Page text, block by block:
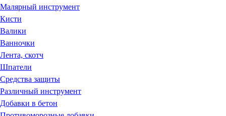
Малярный инструмент
Кисти
Валики
Ванночки
Лента, скотч
Шпатели
Средства защиты
Различный инструмент
Добавки в бетон